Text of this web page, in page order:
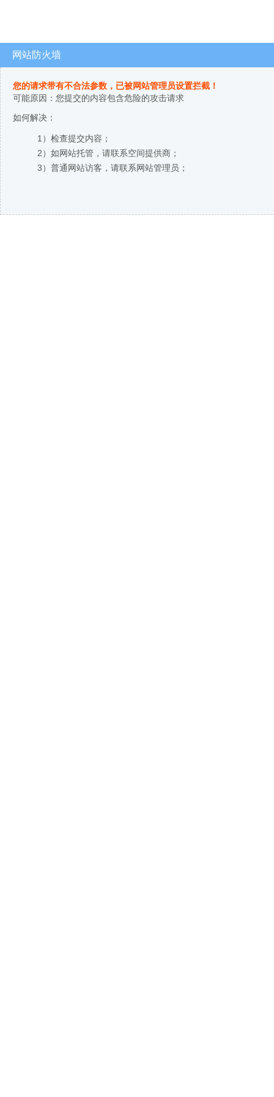
网站防火墙
您的请求带有不合法参数，已被网站管理员设置拦截！
可能原因：您提交的内容包含危险的攻击请求
如何解决：
1）检查提交内容；
2）如网站托管，请联系空间提供商；
3）普通网站访客，请联系网站管理员；